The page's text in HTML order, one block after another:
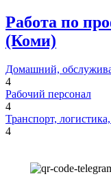
Работа по
(Коми)
Домашний,
4
Рабочий персонал
4
Транспорт,
4